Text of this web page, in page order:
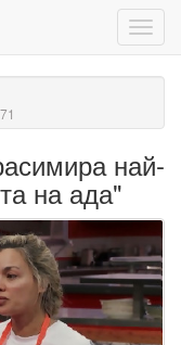
71
най-
на ада"